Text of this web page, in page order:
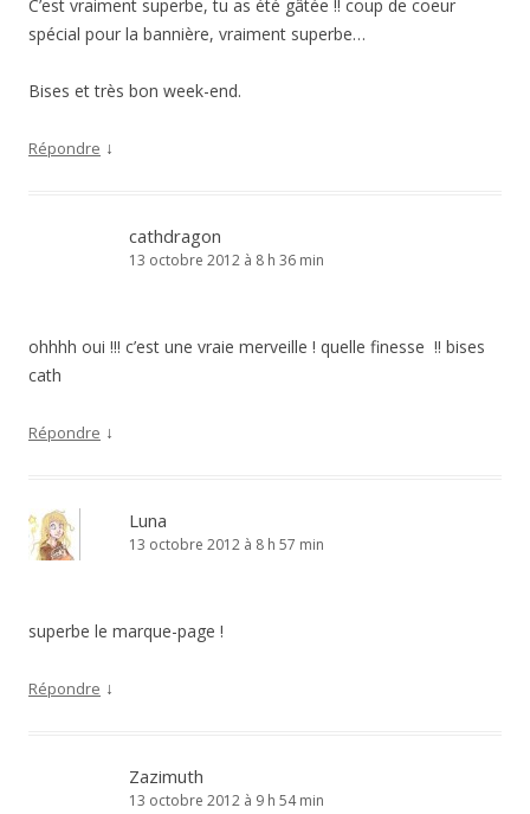
C’est vraiment superbe, tu as été gâtée !! coup de coeur
spécial pour la bannière, vraiment superbe…
Bises et très bon week-end.
Répondre ↓
cathdragon
13 octobre 2012 à 8 h 36 min
ohhhh oui !!! c’est une vraie merveille ! quelle finesse !! bises
cath
Répondre ↓
Luna
13 octobre 2012 à 8 h 57 min
superbe le marque-page !
Répondre ↓
Zazimuth
13 octobre 2012 à 9 h 54 min